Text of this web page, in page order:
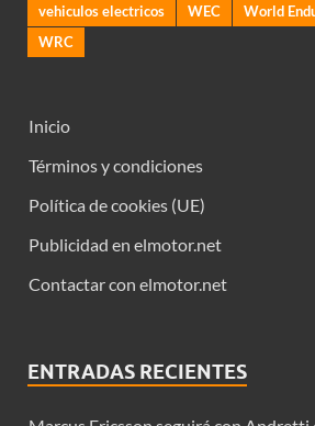
vehiculos electricos
WEC
World
WRC
Inicio
Términos y condiciones
Política de cookies (UE)
Publicidad en elmotor.net
Contactar con elmotor.net
ENTRADAS RECIENTES